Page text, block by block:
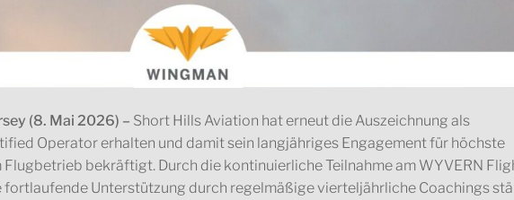
(8. Mai 2026) – Short Hills Aviation hat erneut die Auszeichnung als
Operator erhalten und damit sein langjähriges Engagement für höchste
bekräftigt. Durch die kontinuierliche Teilnahme am WYVERN
fortlaufende Unterstützung durch regelmäßige vierteljährliche Coachings